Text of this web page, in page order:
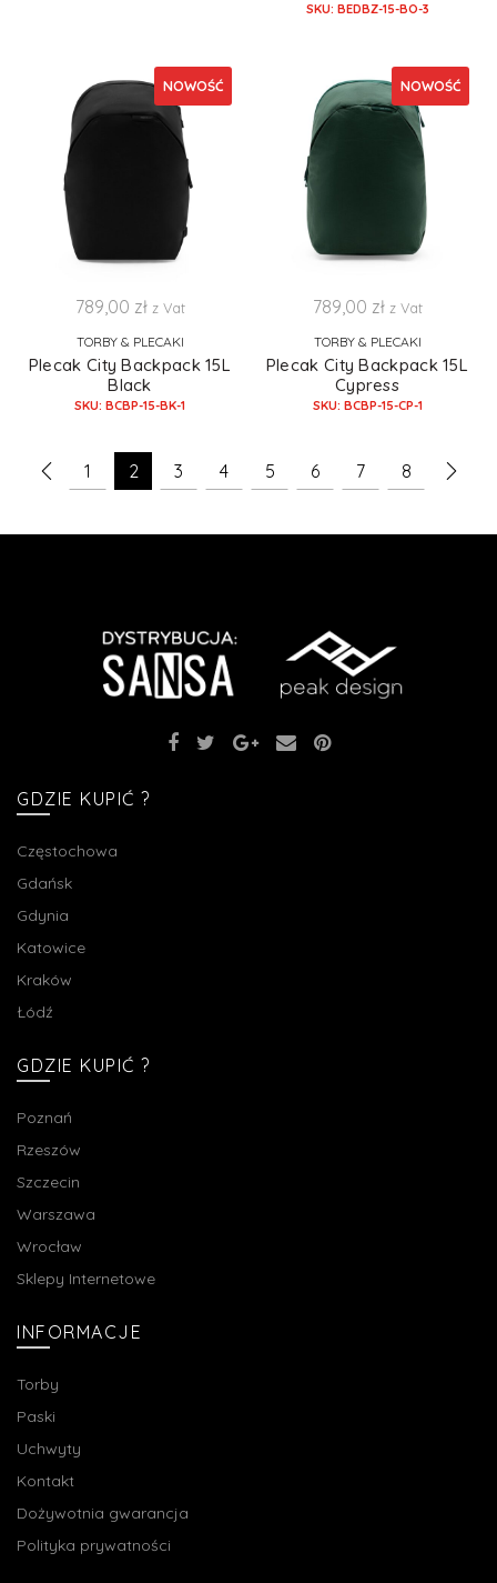
SKU: BEDBZ-15-BO-3
NOWOŚĆ
789,00 zł z Vat
TORBY & PLECAKI
Plecak City Backpack 15L
Black
SKU: BCBP-15-BK-1
NOWOŚĆ
789,00 zł z Vat
TORBY & PLECAKI
Plecak City Backpack 15L
Cypress
SKU: BCBP-15-CP-1
1 2 3 4 5 6 7 8
GDZIE KUPIĆ ?
Częstochowa
Gdańsk
Gdynia
Katowice
Kraków
Łódź
GDZIE KUPIĆ ?
Poznań
Rzeszów
Szczecin
Warszawa
Wrocław
Sklepy Internetowe
INFORMACJE
Torby
Paski
Uchwyty
Kontakt
Dożywotnia gwarancja
Polityka prywatności